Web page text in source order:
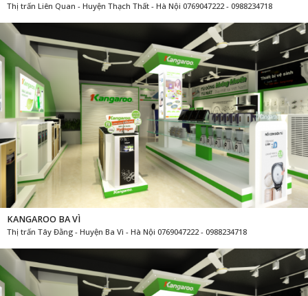
Thị trấn Liên Quan - Huyện Thạch Thất - Hà Nội 0769047222 - 0988234718
KANGAROO BA VÌ
Thị trấn Tây Đằng - Huyện Ba Vì - Hà Nội 0769047222 - 0988234718